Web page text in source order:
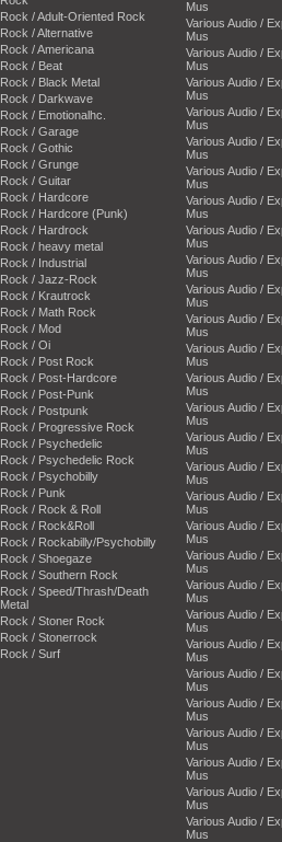
Rock / Adult-Oriented Rock
Rock / Alternative
Rock / Americana
Rock / Beat
Rock / Black Metal
Rock / Darkwave
Rock / Emotionalhc.
Rock / Garage
Rock / Gothic
Rock / Grunge
Rock / Guitar
Rock / Hardcore
Rock / Hardcore (Punk)
Rock / Hardrock
Rock / heavy metal
Rock / Industrial
Rock / Jazz-Rock
Rock / Krautrock
Rock / Math Rock
Rock / Mod
Rock / Oi
Rock / Post Rock
Rock / Post-Hardcore
Rock / Post-Punk
Rock / Postpunk
Rock / Progressive Rock
Rock / Psychedelic
Rock / Psychedelic Rock
Rock / Psychobilly
Rock / Punk
Rock / Rock & Roll
Rock / Rock&Roll
Rock / Rockabilly/Psychobilly
Rock / Shoegaze
Rock / Southern Rock
Rock / Speed/Thrash/Death
Metal
Rock / Stoner Rock
Rock / Stonerrock
Rock / Surf
Mus
Various Audio /
Mus
Various Audio /
Mus
Various Audio /
Mus
Various Audio /
Mus
Various Audio /
Mus
Various Audio /
Mus
Various Audio /
Mus
Various Audio /
Mus
Various Audio /
Mus
Various Audio /
Mus
Various Audio /
Mus
Various Audio /
Mus
Various Audio /
Mus
Various Audio /
Mus
Various Audio /
Mus
Various Audio /
Mus
Various Audio /
Mus
Various Audio /
Mus
Various Audio /
Mus
Various Audio /
Mus
Various Audio /
Mus
Various Audio /
Mus
Various Audio /
Mus
Various Audio /
Mus
Various Audio /
Mus
Various Audio /
Mus
Various Audio /
Mus
Various Audio /
Mus